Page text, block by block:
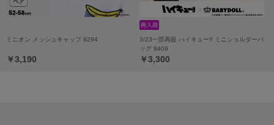
ミニオン メッシュキャップ 9294
￥3,190
3/23一部再販 ハイキュー!! ミニショルダーバ
ッグ 8409
￥3,300